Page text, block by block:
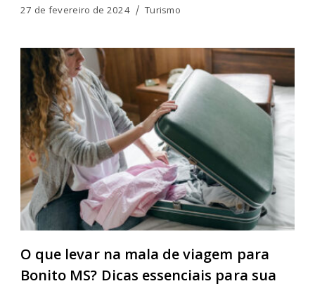
27 de fevereiro de 2024 Turismo
O que levar na mala de viagem para
Bonito MS? Dicas essenciais para sua